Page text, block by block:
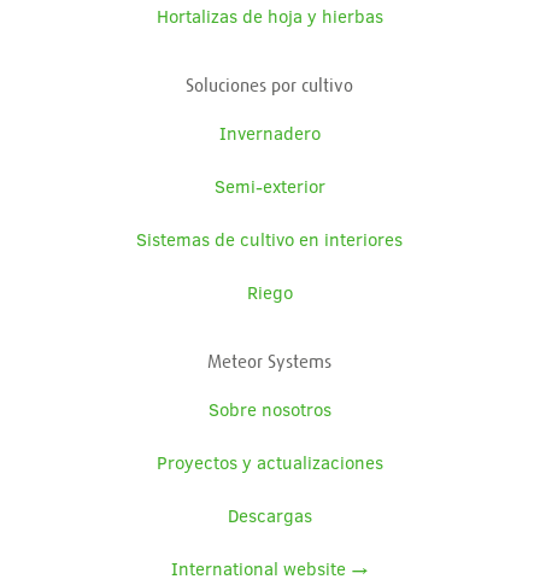
Hortalizas de hoja y hierbas
Soluciones por cultivo
Invernadero
Semi-exterior
Sistemas de cultivo en interiores
Riego
Meteor Systems
Sobre nosotros
Proyectos y actualizaciones
Descargas
International website →